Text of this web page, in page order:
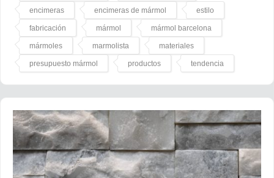
encimeras encimeras de mármol estilo
fabricación mármol mármol barcelona
mármoles marmolista materiales
presupuesto mármol productos tendencia